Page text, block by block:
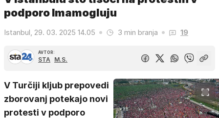
podporo Imamogluju
Istanbul, 29. 03. 2025 14.05 3 min branja 19
AVTOR:
STA M.S.
V Turčiji kljub prepovedi
zborovanj potekajo novi
protesti v podporo